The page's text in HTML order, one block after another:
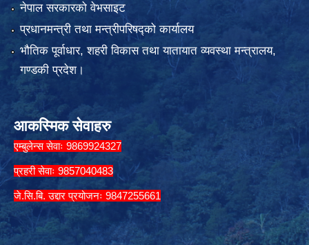
नेपाल सरकारको वेभसाइट
प्रधानमन्त्री तथा मन्त्रीपरिषद्को कार्यालय
भौतिक पूर्वाधार, शहरी विकास तथा यातायात व्यवस्था मन्त्रालय,
गण्डकी प्रदेश।
आकस्मिक सेवाहरु
एम्बुलेन्स सेवाः 9869924327
प्रहरी सेवाः 9857040483
जे.सि.बि. उद्दार प्रयोजनः 9847255661